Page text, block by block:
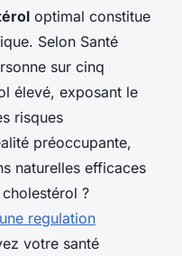
optimal constitue
Selon Santé
sur cinq
élevé, exposant le
risques
préoccupante,
naturelles efficaces
?
regulation
votre santé